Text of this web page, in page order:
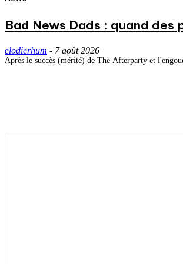
Bad News Dads : quand
elodierhum - 7 août 2026
Après le succès (mérité) de The Afterparty et